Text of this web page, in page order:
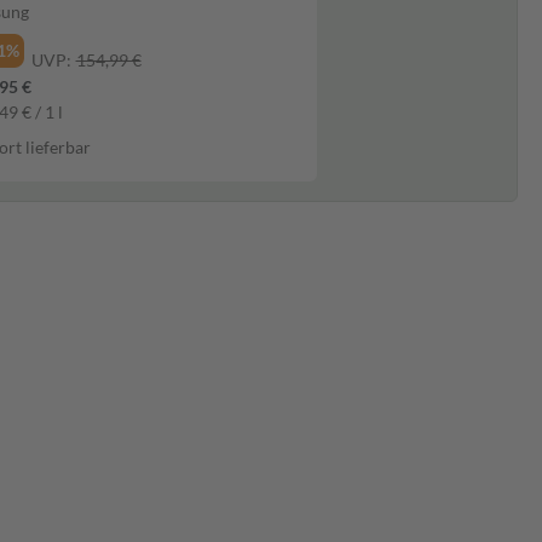
UVP: 154,99 €
€
€ / 1 l
lieferbar